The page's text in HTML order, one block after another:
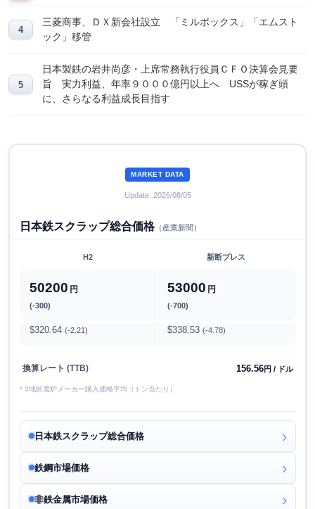
三菱商事、ＤＸ新会社設立 「ミルボックス」「エムスト
ック」移管
日本製鉄の岩井尚彦・上席常務執行役員ＣＦＯ決算会見要
旨 実力利益、年率９０００億円以上へ USSが稼ぎ頭
に、さらなる利益成長目指す
MARKET DATA
Update: 2026/08/05
日本鉄スクラップ総合価格（産業新聞）
H2 新断プレス
50200 円
(-300)
53000 円
(-700)
$320.64 (-2.21) $338.53 (-4.78)
換算レート (TTB) 156.56円 / ドル
* 3地区電炉メーカー購入価格平均（トン当たり）
日本鉄スクラップ総合価格
鉄鋼市場価格
非鉄金属市場価格